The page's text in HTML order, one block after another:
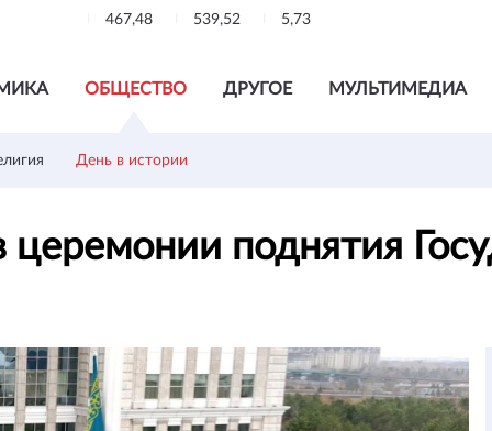
467,48 539,52 5,73
ОБЩЕСТВО ДРУГОЕ МУЛЬТИМЕДИА
День в истории
церемонии поднятия